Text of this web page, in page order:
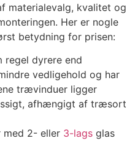
materialevalg, kvalitet og
Her er nogle
betydning for prisen:
regel dyrere end
vedligehold og har
trævinduer ligger
afhængigt af træsort
med 2- eller 3-lags glas